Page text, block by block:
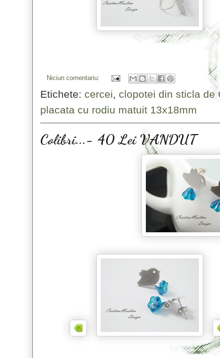
Niciun comentariu:
Etichete: cercei, clopotei din sticla de
placata cu rodiu matuit 13x18mm
Colibri...- 40 Lei VANDUT